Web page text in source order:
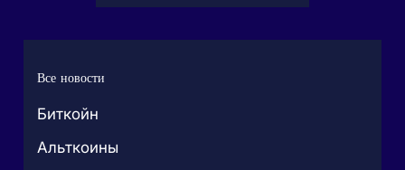
Все новости
Биткойн
Альткоины